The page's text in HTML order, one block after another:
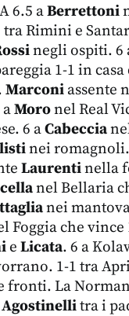
6.5 aBerrettoni
Rimini e
negli ospiti. 6
1-1 in
Marconi assente
Moronel Real
6 aCabeccia
nei
Laurentinella
nel Bellaria
nei
Foggia che vince
e Licata. 6 a
1-1 tra
fronti. La
Agostinellitra i